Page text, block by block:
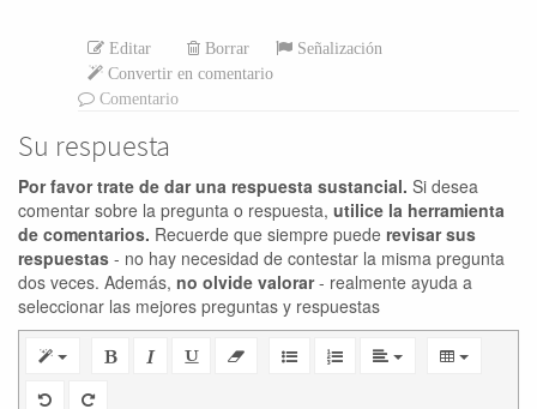
Editar Borrar
Señalización
Convertir en comentario
Comentario
Su respuesta
Por favor trate de dar una respuesta sustancial. Si desea
comentar sobre la pregunta o respuesta, utilice la herramienta
de comentarios. Recuerde que siempre puede revisar sus
respuestas - no hay necesidad de contestar la misma pregunta
dos veces. Además, no olvide valorar- realmente ayuda a
seleccionar las mejores preguntas y respuestas